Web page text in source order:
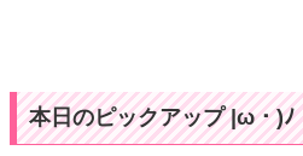
本日のピックアップ |ω・)ﾉ